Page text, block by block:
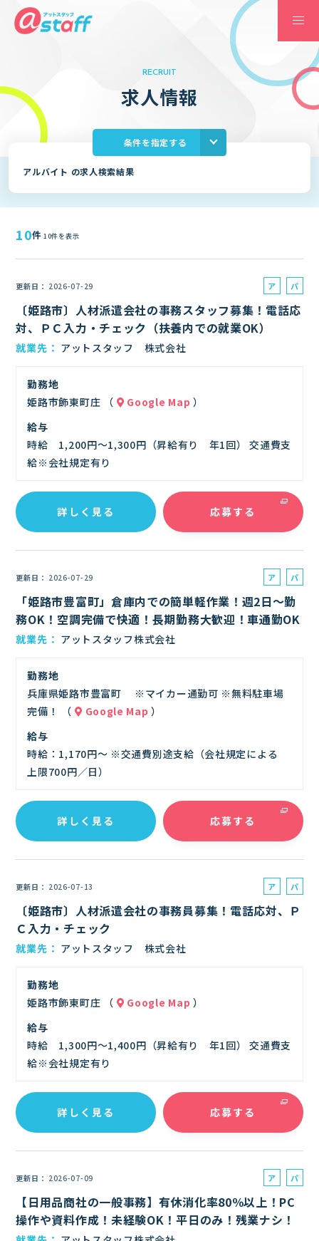
RECRUIT
求人情報
条件を指定する
アルバイト の求人検索結果
10件 10件を表示
更新日 2026-07-29
ア
バ
パ
ト
〔姫路市〕人材派遣会社の事務スタッフ募集！電話応
対、ＰＣ入力・チェック（扶養内での就業OK）
就業先 アットスタッフ 株式会社
勤務地
姫路市飾東町庄 （
Google Map ）
給与
時給 1,200円～1,300円（昇給有り 年1回） 交通費支
給※会社規定有り
詳しく見る 応募する
更新日 2026-07-29
ア
バ
イ
パ
ト
「姫路市豊富町」倉庫内での簡単軽作業！週2日～勤
務OK！空調完備で快適！長期勤務大歓迎！車通勤OK
就業先 アットスタッフ株式会社
勤務地
兵庫県姫路市豊富町 ※マイカー通勤可 ※無料駐車場
完備！ （
Google Map ）
給与
時給：1,170円～ ※交通費別途支給（会社規定による
上限700円／日）
詳しく見る 応募する
更新日 2026-07-13
ア
バ
パ
ト
〔姫路市〕人材派遣会社の事務員募集！電話応対、Ｐ
Ｃ入力・チェック
就業先 アットスタッフ 株式会社
勤務地
姫路市飾東町庄 （
Google Map ）
給与
時給 1,300円～1,400円（昇給有り 年1回） 交通費支
給※会社規定有り
詳しく見る 応募する
更新日 2026-07-09
ア
バ
イ
パ
ト
【日用品商社の一般事務】有休消化率80％以上！PC
操作や資料作成！未経験OK！平日のみ！残業ナシ！